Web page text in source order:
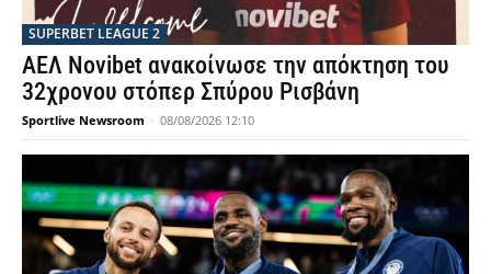
SUPERBET LEAGUE 2
ΑΕΛ Novibet ανακοίνωσε την απόκτηση του
32χρονου στόπερ Σπύρου Ρισβάνη
Sportlive Newsroom - 08/08/2026 12:10